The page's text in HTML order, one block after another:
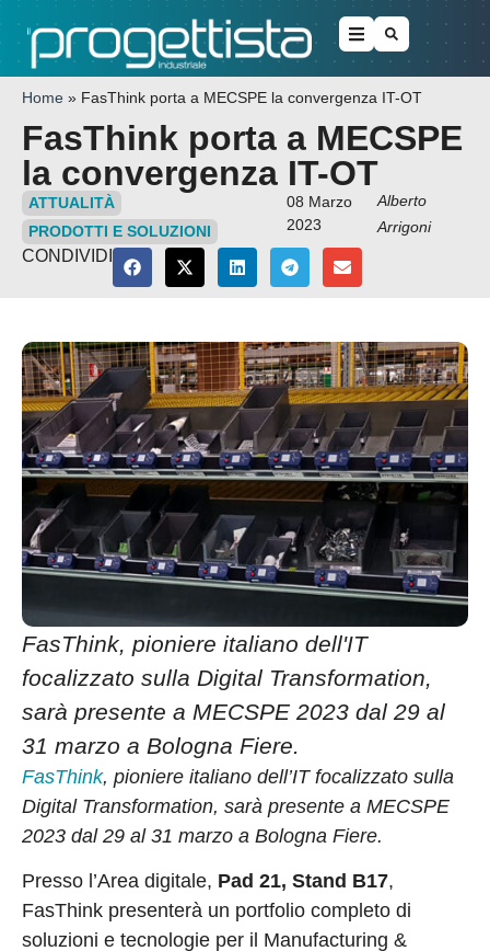
Home » FasThink porta a MECSPE la convergenza IT-OT
FasThink porta a MECSPE
la convergenza IT-OT
ATTUALITÀ
PRODOTTI E SOLUZIONI
08 Marzo
2023
Alberto
Arrigoni
CONDIVIDI
FasThink, pioniere italiano dell'IT
focalizzato sulla Digital Transformation,
sarà presente a MECSPE 2023 dal 29 al
31 marzo a Bologna Fiere.
FasThink, pioniere italiano dell’IT focalizzato sulla
Digital Transformation, sarà presente a MECSPE
2023 dal 29 al 31 marzo a Bologna Fiere.
Presso l’Area digitale, Pad 21, Stand B17,
FasThink presenterà un portfolio completo di
soluzioni e tecnologie per il Manufacturing &